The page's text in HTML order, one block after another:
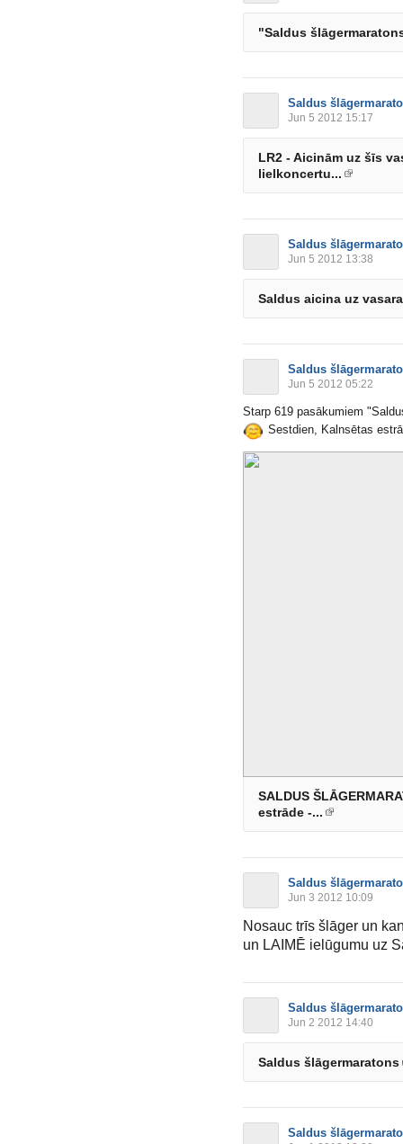
"Saldus
Saldus
Jun 5 2012 15:17
LR2 - Aicinām uz šīs
lielkoncertu...
Saldus
Jun 5 2012 13:38
Saldus aicina uz
Saldus
Jun 5 2012 05:22
Starp 619 pasākumiem
Sestdien, Kalnsētas
SALDUS
estrāde -...
Saldus
Jun 3 2012 10:09
Nosauc trīs šlāger un
un LAIMĒ ielūgumu uz
Saldus
Jun 2 2012 14:40
Saldus šlāgermaratons
Saldus